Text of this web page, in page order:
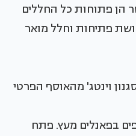
הן פתוחות כל החללים
פתיחות וחלל מואר
וינטג' מהאוסף הפרטי
בפאנלים מעץ. פתח